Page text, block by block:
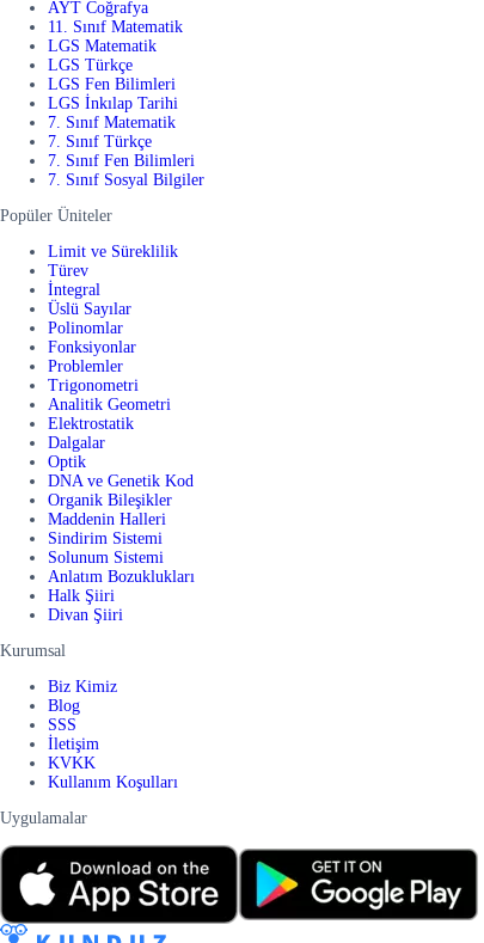
AYT Coğrafya
11. Sınıf Matematik
LGS Matematik
LGS Türkçe
LGS Fen Bilimleri
LGS İnkılap Tarihi
7. Sınıf Matematik
7. Sınıf Türkçe
7. Sınıf Fen Bilimleri
7. Sınıf Sosyal Bilgiler
Popüler Üniteler
Limit ve Süreklilik
Türev
İntegral
Üslü Sayılar
Polinomlar
Fonksiyonlar
Problemler
Trigonometri
Analitik Geometri
Elektrostatik
Dalgalar
Optik
DNA ve Genetik Kod
Organik Bileşikler
Maddenin Halleri
Sindirim Sistemi
Solunum Sistemi
Anlatım Bozuklukları
Halk Şiiri
Divan Şiiri
Kurumsal
Biz Kimiz
Blog
SSS
İletişim
KVKK
Kullanım Koşulları
Uygulamalar